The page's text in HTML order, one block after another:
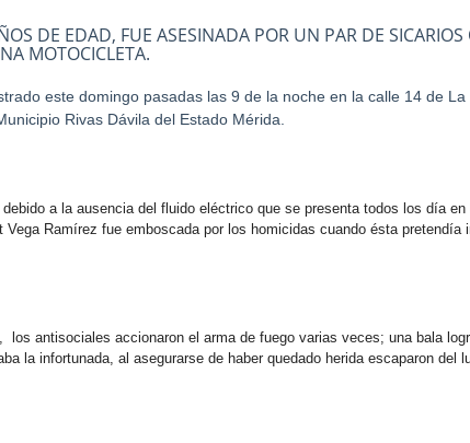
DE EDAD, FUE ASESINADA POR UN PAR DE SICARIOS
MOTOCICLETA.
este domingo pasadas las 9 de la noche en la calle 14 de
Rivas Dávila del Estado Mérida.
a la ausencia del fluido eléctrico que se presenta todos los día
Vega Ramírez fue emboscada por los homicidas cuando ésta pretendía
los antisociales accionaron el arma de fuego varias veces; una bala
la infortunada, al asegurarse de haber quedado herida escaparon del